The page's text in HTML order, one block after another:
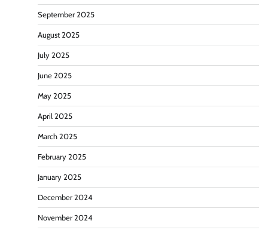
September 2025
August 2025
July 2025
June 2025
May 2025
April 2025
March 2025
February 2025
January 2025
December 2024
November 2024